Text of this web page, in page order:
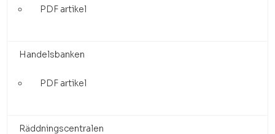
PDF artikel
Handelsbanken
PDF artikel
Räddningscentralen